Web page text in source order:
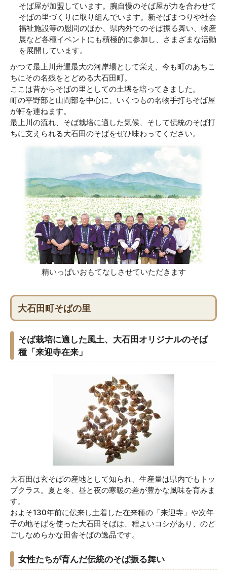
そば屋が加盟しています。腕自慢のそば屋が力を合わせて
そばの里づくりに取り組んでいます。新そばまつりや社会
福祉施設等の慰問のほか、県内外でのそば振る舞い、物産
展など各種イベントにも積極的に参加し、さまざまな活動
を展開しています。
かつて最上川舟運最大の河岸場として栄え、今も町のあちこ
ちにその名残をとどめる大石田町。
ここは昔からそばの里としての土壌を培ってきました。
町の平野部と山間部を中心に、いくつもの名物手打ちそば屋
が軒を連ねます。
最上川の流れ、そば栽培に適した気候、そして伝統のそば打
ちに支えられる大石田のそばをぜひ味わってください。
精いっぱいおもてなしさせていただきます
大石田町そばの里
そば栽培に適した風土、大石田オリジナルのそば
種「来迎寺在来」
大石田は玄そばの産地として知られ、生産量は県内でもトッ
プクラス。夏と冬、昼と夜の寒暖の差が豊かな風味を育みま
す。
およそ130年前に伝来し土着した在来種の「来迎寺」や次年
子の地そばを使った大石田そばは、程よいコシがあり、のど
ごしなめらかな田舎そばの逸品です。
女性たちが育んだ伝統のそば振る舞い